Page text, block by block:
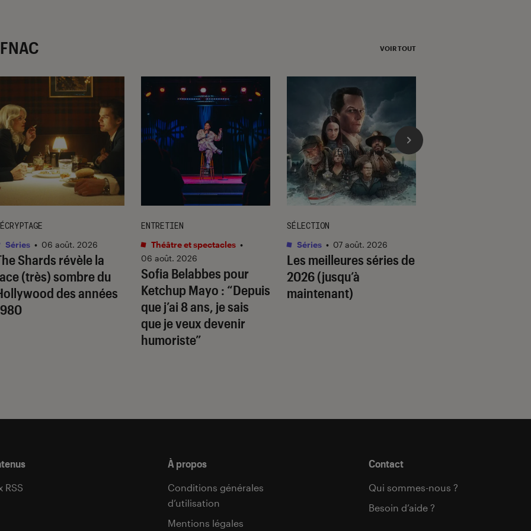
VOIR TOUT
Shards révèle la
(très) sombre du
des années
Séries • 06 août. 2026
Sofia Belabbes pour
Ketchup Mayo : “Depuis
que j’ai 8 ans, je sais
que je veux devenir
humoriste”
ENTRETIEN
Théâtre et spectacles •
06 août. 2026
Les meilleures séries de
2026 (jusqu’à
maintenant)
SÉLECTION
Séries • 07 août. 2026
l'Éclaireur fnac">
RSS
À propos
Conditions générales
d’utilisation
Mentions légales
Contact
Qui sommes-nous ?
Besoin d’aide ?